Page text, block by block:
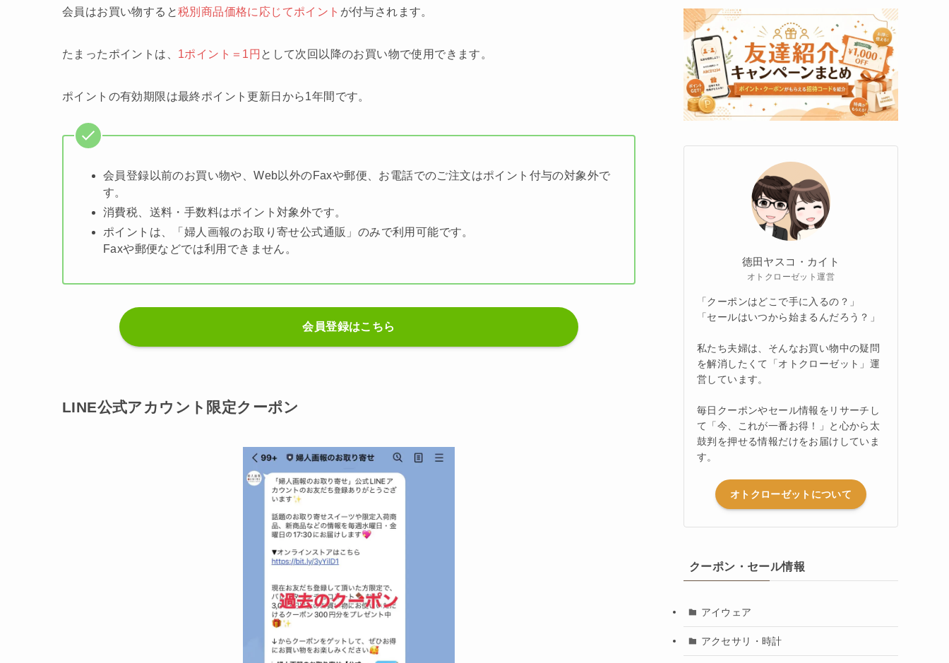
会員はお買い物すると税別商品価格に応じてポイント が付与されます。
たまったポイントは、 1ポイント＝1円 として次回以降のお買い物で使用できます。
ポイントの有効期限は最終ポイント更新日から1年間です。
会員登録以前のお買い物や、Web以外のFaxや郵便、お電話でのご注文はポイント付与の対象外で
す。
消費税、送料・手数料はポイント対象外です。
ポイントは、「婦人画報のお取り寄せ公式通販」のみで利用可能です。
Faxや郵便などでは利用できません。
会員登録はこちら
LINE公式アカウント限定クーポン
徳田ヤスコ・カイト
オトクローゼット運営
「クーポンはどこで手に入るの？」
「セールはいつから始まるんだろう？」
私たち夫婦は、そんなお買い物中の疑問
を解消したくて「オトクローゼット」運
営しています。
毎日クーポンやセール情報をリサーチし
て「今、これが一番お得！」と心から太
鼓判を押せる情報だけをお届けしていま
す。
オトクローゼットについて
クーポン・セール情報
アイウェア
アクセサリ・時計